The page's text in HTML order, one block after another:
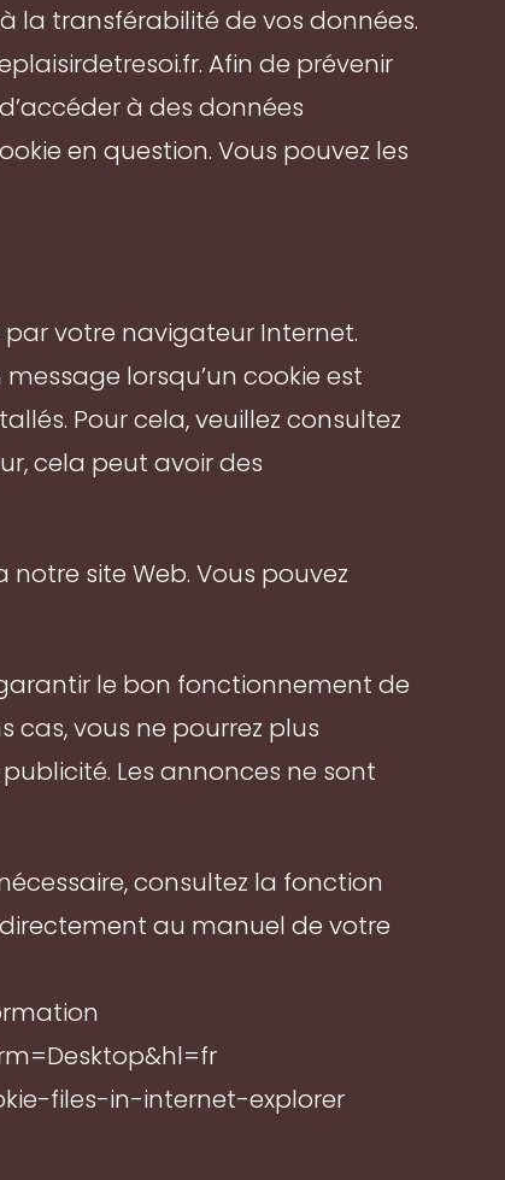
la transférabilité de vos données.
Afin de prévenir
à des données
en question. Vous pouvez les
votre navigateur Internet.
lorsqu’un cookie est
Pour cela, veuillez consultez
cela peut avoir des
site Web. Vous pouvez
le bon fonctionnement de
cas, vous ne pourrez plus
Les annonces ne sont
consultez la fonction
au manuel de votre
files-in-internet-explorer